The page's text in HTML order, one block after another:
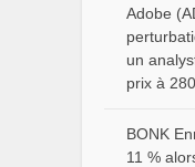
Adobe
un
prix à
BONK
11 %